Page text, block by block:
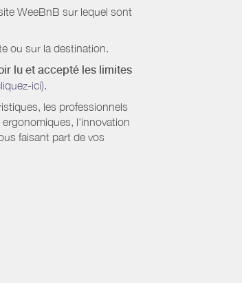
WeeBnB sur lequel sont
ou sur la destination.
lu et accepté les limites
ici).
les professionnels
l'innovation
faisant part de vos